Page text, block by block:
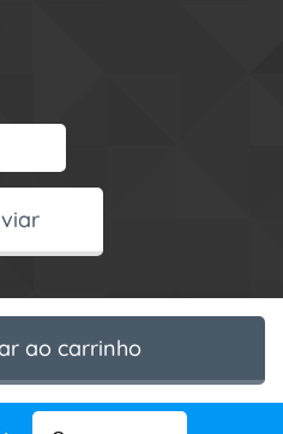
ao carrinho
por Webnode